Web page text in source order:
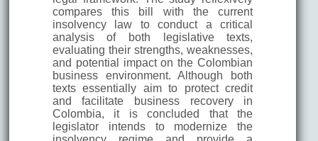
compares this bill with the current
insolvency law to conduct a critical
analysis of both legislative texts,
evaluating their strengths, weaknesses,
and potential impact on the Colombian
business environment. Although both
texts essentially aim to protect credit
and facilitate business recovery in
Colombia, it is concluded that the
legislator intends to modernize the